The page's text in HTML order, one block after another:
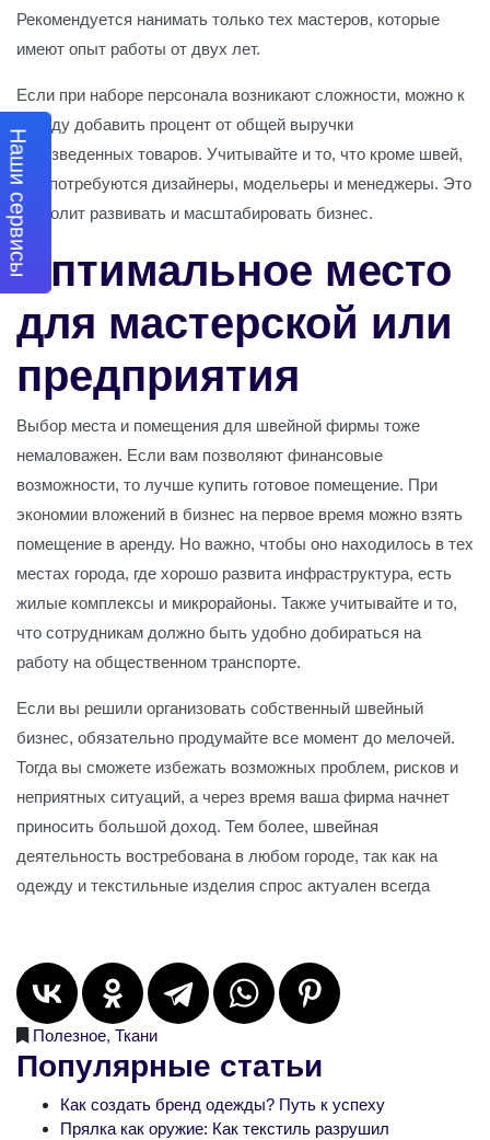
Рекомендуется нанимать только тех мастеров, которые
имеют опыт работы от двух лет.
Если при наборе персонала возникают сложности, можно к
окладу добавить процент от общей выручки
произведенных товаров. Учитывайте и то, что кроме швей,
вам потребуются дизайнеры, модельеры и менеджеры. Это
позволит развивать и масштабировать бизнес.
Оптимальное место
для мастерской или
предприятия
Выбор места и помещения для швейной фирмы тоже
немаловажен. Если вам позволяют финансовые
возможности, то лучше купить готовое помещение. При
экономии вложений в бизнес на первое время можно взять
помещение в аренду. Но важно, чтобы оно находилось в тех
местах города, где хорошо развита инфраструктура, есть
жилые комплексы и микрорайоны. Также учитывайте и то,
что сотрудникам должно быть удобно добираться на
работу на общественном транспорте.
Если вы решили организовать собственный швейный
бизнес, обязательно продумайте все момент до мелочей.
Тогда вы сможете избежать возможных проблем, рисков и
неприятных ситуаций, а через время ваша фирма начнет
приносить большой доход. Тем более, швейная
деятельность востребована в любом городе, так как на
одежду и текстильные изделия спрос актуален всегда
Полезное, Ткани
Популярные статьи
Как создать бренд одежды? Путь к успеху
Прялка как оружие: Как текстиль разрушил
Наши сервисы